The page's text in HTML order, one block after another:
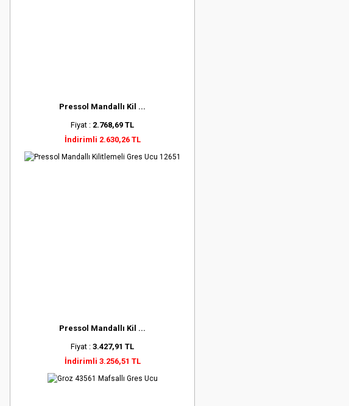
Pressol Mandallı Kil ...
Fiyat : 2.768,69 TL
İndirimli 2.630,26 TL
Pressol Mandallı Kil ...
Fiyat : 3.427,91 TL
İndirimli 3.256,51 TL